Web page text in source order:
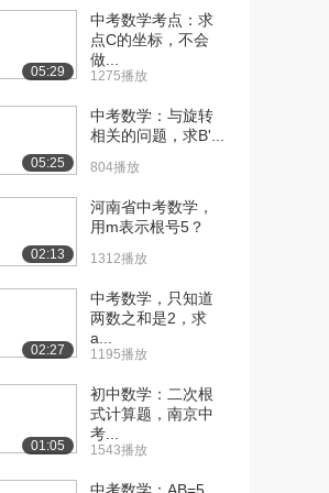
05:29
中考数学考点：求
点C的坐标，不会
做...
1275播放
05:25
中考数学：与旋转
相关的问题，求B'...
804播放
02:13
河南省中考数学，
用m表示根号5？
1312播放
02:27
中考数学，只知道
两数之和是2，求
a...
1195播放
01:05
初中数学：二次根
式计算题，南京中
考...
1543播放